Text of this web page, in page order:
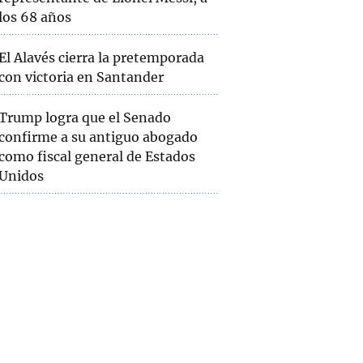
68 años
Alavés cierra la pretemporada
victoria en Santander
logra que el Senado
a su antiguo abogado
fiscal general de Estados